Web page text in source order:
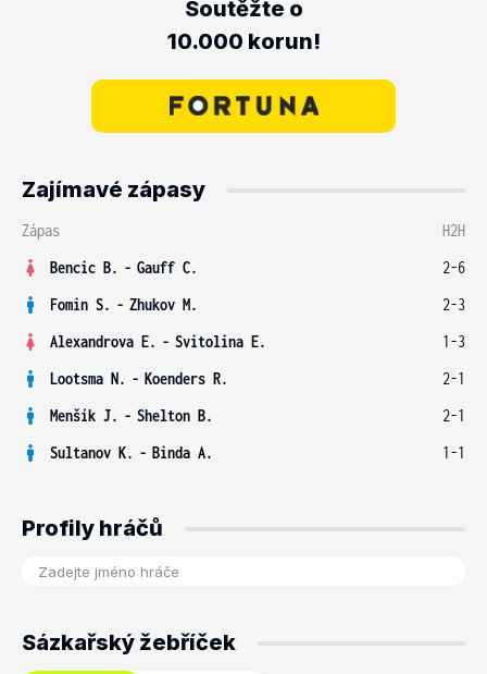
Soutěžte o
10.000 korun!
Zajímavé zápasy
Zápas
H2H
Bencic B. - Gauff C.
2-6
Fomin S. - Zhukov M.
2-3
Alexandrova E. - Svitolina E.
1-3
Lootsma N. - Koenders R.
2-1
Menšík J. - Shelton B.
2-1
Sultanov K. - Binda A. 1-1
Profily hráčů
Sázkařský žebříček